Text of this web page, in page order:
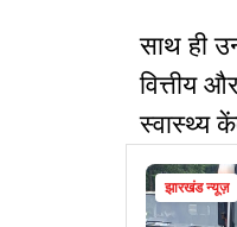
साथ ही
वित्तीय
स्वास्थ्य
झारखंड न्यूज़